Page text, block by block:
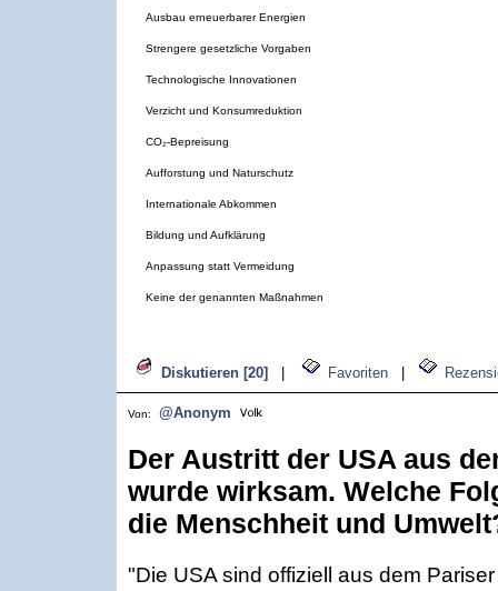
Ausbau erneuerbarer Energien
Strengere gesetzliche Vorgaben
Technologische Innovationen
Verzicht und Konsumreduktion
CO₂-Bepreisung
Aufforstung und Naturschutz
Internationale Abkommen
Bildung und Aufklärung
Anpassung statt Vermeidung
Keine der genannten Maßnahmen
Diskutieren [20] Favoriten
Von: @Anonym
Der Austritt der USA aus
wurde wirksam. Welche
die Menschheit und
"Die USA sind offiziell aus dem